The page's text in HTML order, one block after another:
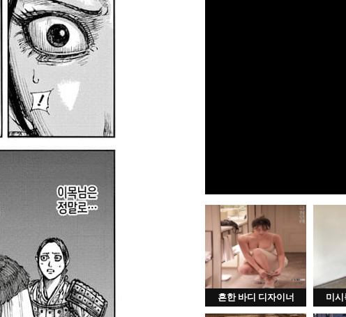
흔한 바디 디자이너 미시